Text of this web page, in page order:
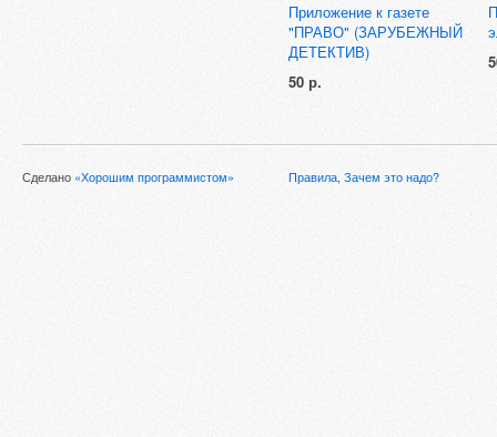
Приложение к газете
"ПРАВО" (ЗАРУБЕЖНЫЙ
ДЕТЕКТИВ)
50 р.
Сделано «Хорошим программистом» Правила, Зачем это надо?